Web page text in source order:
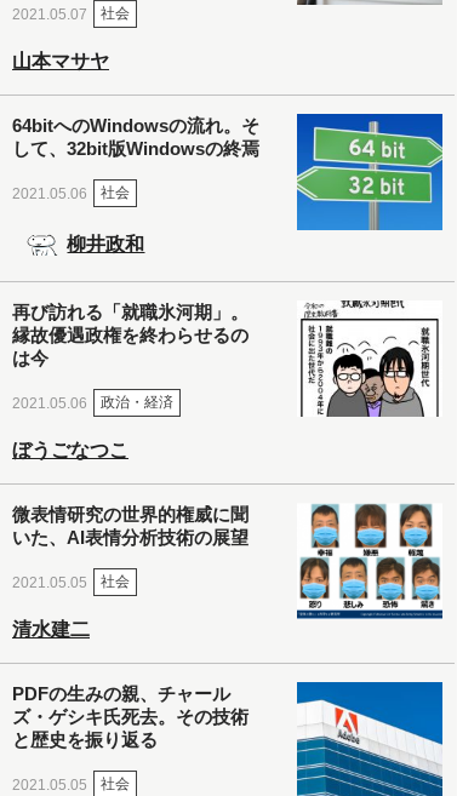
2021.05.07 社会
山本マサヤ
64bitへのWindowsの流れ。そ
して、32bit版Windowsの終焉
2021.05.06 社会
柳井政和
再び訪れる「就職氷河期」。
縁故優遇政権を終わらせるの
は今
2021.05.06 政治・経済
ぼうごなつこ
微表情研究の世界的権威に聞
いた、AI表情分析技術の展望
2021.05.05 社会
清水建二
PDFの生みの親、チャール
ズ・ゲシキ氏死去。その技術
と歴史を振り返る
2021.05.05 社会